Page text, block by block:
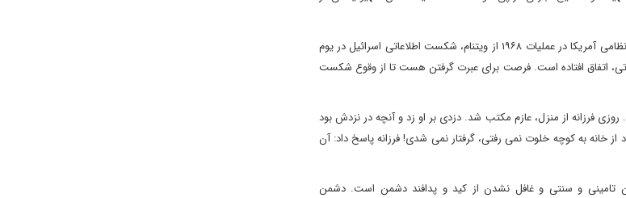
شکست حفاظتی و غافلگیری اطلاعاتی، در هر جبهه ای محتمل است. شکست اطلاعاتی و نظامی آمریکا در عملیات ۱۹۶۸ از ویتنام، شکست اطلاعاتی اسرائیل در یوم
اتفاق افتاده است. فرصت برای عبرت گرفتن هست تا از وقوع شکست
فرزانه از منزل، عازم مکتب شد. دزدی بر او زد و آنچه در نزدش بود
خانه به کوچه خلوت نمی رفتی، گرفتار نمی شدی! فرزانه پاسخ داد: آن
تامینی و سنتی و غافل نشدن از کید و پدافند دشمن است. دشمن